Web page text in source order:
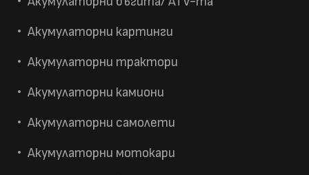
Акумулаторни картинги
Акумулаторни трактори
Акумулаторни камиони
Акумулаторни самолети
Акумулаторни мотокари